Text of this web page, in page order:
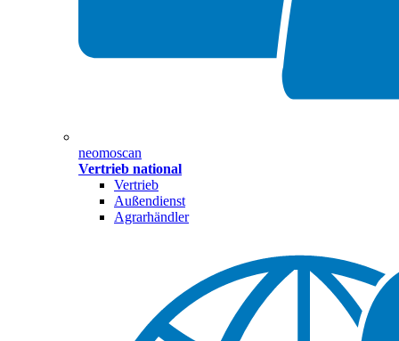
neomoscan
Vertrieb national
Vertrieb
Außendienst
Agrarhändler